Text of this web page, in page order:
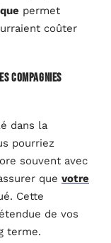
permet
coûter
compagnies
dans la
pourriez
souvent avec
que votre
Cette
de vos
terme.